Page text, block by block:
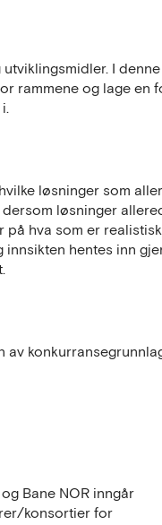
tiltakene fører til høye
vi har foran oss, er
for å
arealutnyttelsen går på
I
rammene og lage en
løsninger som
løsninger
hva som er
innsikten hentes inn
av
Bane NOR inngår
konsortier for